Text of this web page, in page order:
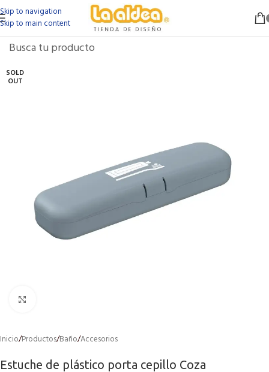
Skip to navigation
Skip to main content
SOLD
OUT
Inicio/Productos/Baño/Accesorios
Estuche de plástico porta cepillo Coza